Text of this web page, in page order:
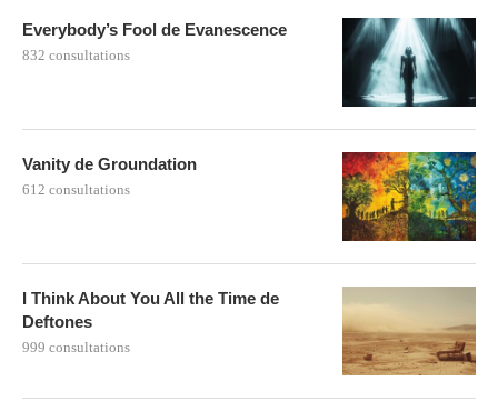
Everybody’s Fool de Evanescence
832 consultations
Vanity de Groundation
612 consultations
I Think About You All the Time de
Deftones
999 consultations